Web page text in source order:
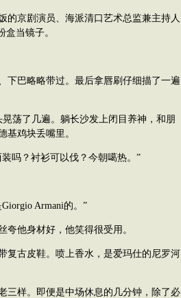
京剧演员、海派清口艺术总监兼主持人
盒当镜子。
巴略略带过。最后拿唇刷仔细描了一遍
荡了几遍。躺长沙发上闭目养神，和朋
基鸡块丢嘴里。
吗？衬衫可以伐？今朝噶热。”
Armani的。”
他身材好，他笑得很受用。
古皮鞋。喷上香水，是爱玛仕的尼罗河
样。即便是中场休息的几分钟，除了必